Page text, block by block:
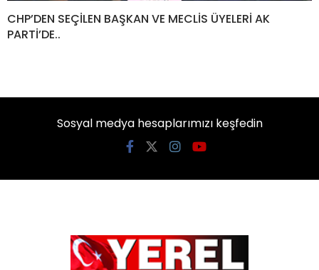
CHP’DEN SEÇİLEN BAŞKAN VE MECLİS ÜYELERİ AK
PARTİ’DE..
Sosyal medya hesaplarımızı keşfedin